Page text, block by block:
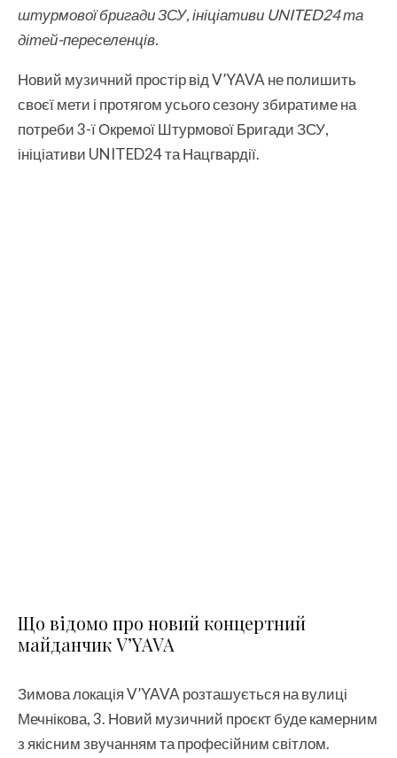
штурмової бригади ЗСУ, ініціативи UNITED24 та
дітей-переселенців.
Новий музичний простір від V’YAVA не полишить
своєї мети і протягом усього сезону збиратиме на
потреби 3-ї Окремої Штурмової Бригади ЗСУ,
ініціативи UNITED24 та Нацгвардії.
Що відомо про новий концертний
майданчик V’YAVA
Зимова локація V’YAVA розташується на вулиці
Мечнікова, 3. Новий музичний проєкт буде камерним
з якісним звучанням та професійним світлом.